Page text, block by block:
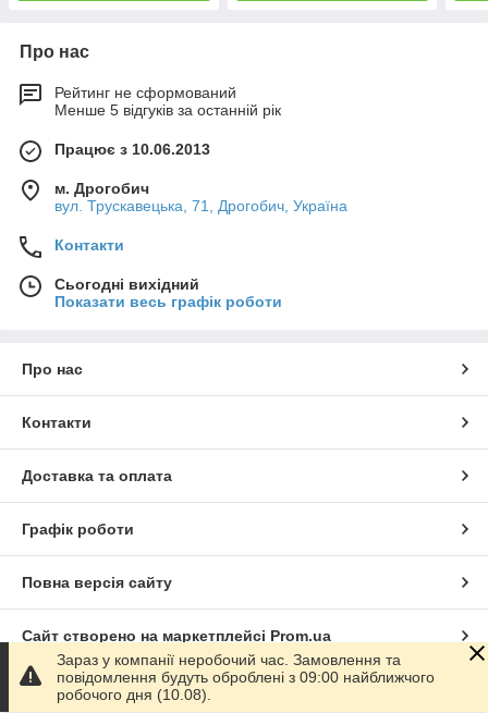
Про нас
Рейтинг не сформований
Менше 5 відгуків за останній рік
Працює з 10.06.2013
м. Дрогобич
вул. Трускавецька, 71, Дрогобич, Україна
Контакти
Сьогодні вихідний
Показати весь графік роботи
Про нас
Контакти
Доставка та оплата
Графік роботи
Повна версія сайту
Сайт створено на маркетплейсі Prom.ua
Політика конфіденційності
Зараз у компанії неробочий час. Замовлення та
повідомлення будуть оброблені з 09:00 найближчого
робочого дня (10.08).